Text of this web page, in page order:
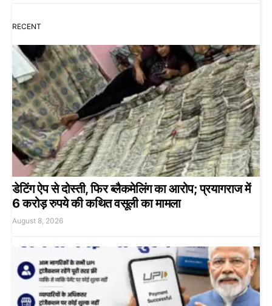
RECENT
डेटिंग ऐप से दोस्ती, फिर ब्लैकमेलिंग का आरोप; प्रयागराज में
6 करोड़ रुपये की कथित वसूली का मामला
August 8, 2026